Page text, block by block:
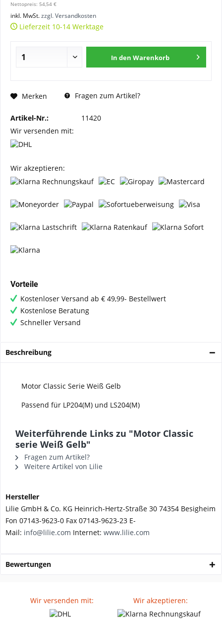
Nettopreis: 54,54 €
inkl. MwSt.zzgl. Versandkosten
Lieferzeit 10-14 Werktage
In den Warenkorb
Merken Fragen zum Artikel?
Artikel-Nr.:
11420
Wir versenden mit:
Wir akzeptieren:
Vorteile
Kostenloser Versand ab € 49,99- Bestellwert
Kostenlose Beratung
Schneller Versand
Beschreibung
Motor Classic Serie Weiß Gelb
Passend für LP204(M) und LS204(M)
Weiterführende Links zu "Motor Classic
serie Weiß Gelb"
Fragen zum Artikel?
Weitere Artikel von Lilie
Hersteller
Lilie GmbH & Co. KG Heinrich-Hertz-Straße 30 74354 Besigheim
Fon 07143-9623-0 Fax 07143-9623-23 E-
Mail: info@lilie.com Internet: www.lilie.com
Bewertungen
Wir versenden mit: Wir akzeptieren: